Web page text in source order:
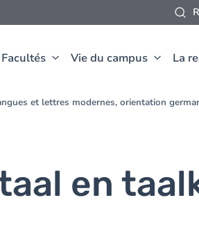
Facultés Vie du campus La
et lettres modernes, orientation
en